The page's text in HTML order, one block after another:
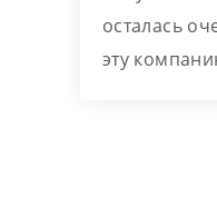
осталась
эту